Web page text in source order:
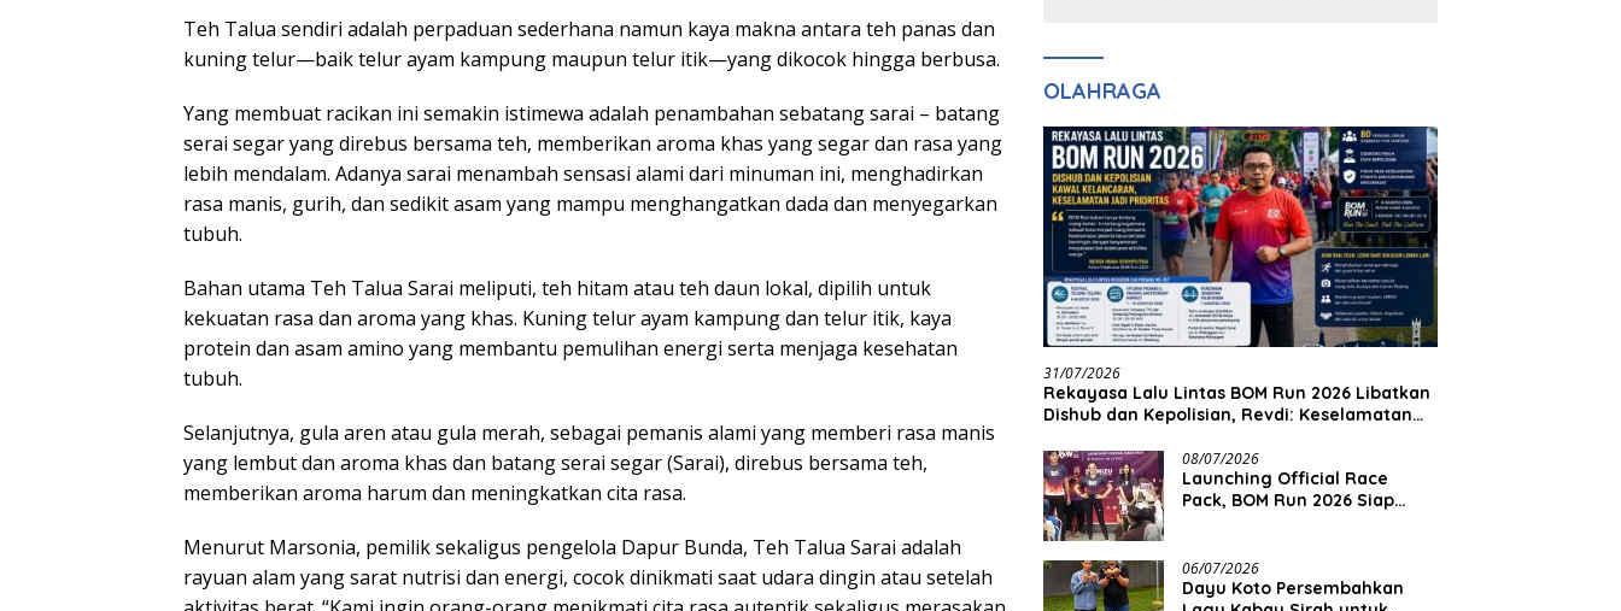
Teh Talua sendiri adalah perpaduan sederhana namun kaya makna antara teh panas dan
kuning telur—baik telur ayam kampung maupun telur itik—yang dikocok hingga berbusa.
Yang membuat racikan ini semakin istimewa adalah penambahan sebatang sarai – batang
serai segar yang direbus bersama teh, memberikan aroma khas yang segar dan rasa yang
lebih mendalam. Adanya sarai menambah sensasi alami dari minuman ini, menghadirkan
rasa manis, gurih, dan sedikit asam yang mampu menghangatkan dada dan menyegarkan
tubuh.
Bahan utama Teh Talua Sarai meliputi, teh hitam atau teh daun lokal, dipilih untuk
kekuatan rasa dan aroma yang khas. Kuning telur ayam kampung dan telur itik, kaya
protein dan asam amino yang membantu pemulihan energi serta menjaga kesehatan
tubuh.
Selanjutnya, gula aren atau gula merah, sebagai pemanis alami yang memberi rasa manis
yang lembut dan aroma khas dan batang serai segar (Sarai), direbus bersama teh,
memberikan aroma harum dan meningkatkan cita rasa.
Menurut Marsonia, pemilik sekaligus pengelola Dapur Bunda, Teh Talua Sarai adalah
rayuan alam yang sarat nutrisi dan energi, cocok dinikmati saat udara dingin atau setelah
Sulaiman Juned:
Memungut
Kenangan Masa
Depan
Minang
Tetap Bertahan
dengan Kualitas
dan Pelayanan
Harapan Akan
OLAHRAGA
31/07/2026
Rekayasa Lalu Lintas BOM Run 2026 Libatkan
Dishub dan Kepolisian, Revdi: Keselamatan
08/07/2026
Launching Official Race
Pack, BOM Run 2026 Siap
06/07/2026
Dayu Koto Persembahkan